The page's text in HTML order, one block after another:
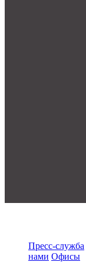
Пресс-служба
нами Офисы